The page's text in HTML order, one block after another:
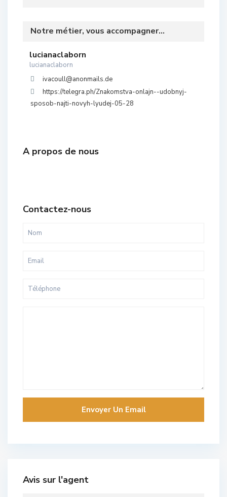
Notre métier, vous accompagner...
lucianaclaborn
lucianaclaborn
ivacoull@anonmails.de
https://telegra.ph/Znakomstva-onlajn--udobnyj-
sposob-najti-novyh-lyudej-05-28
A propos de nous
Contactez-nous
Avis sur l'agent